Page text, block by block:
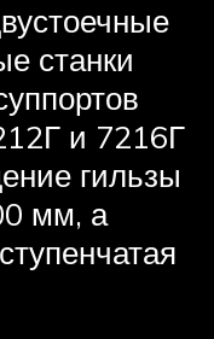
станки
и 7216Г
гильзы
мм, а